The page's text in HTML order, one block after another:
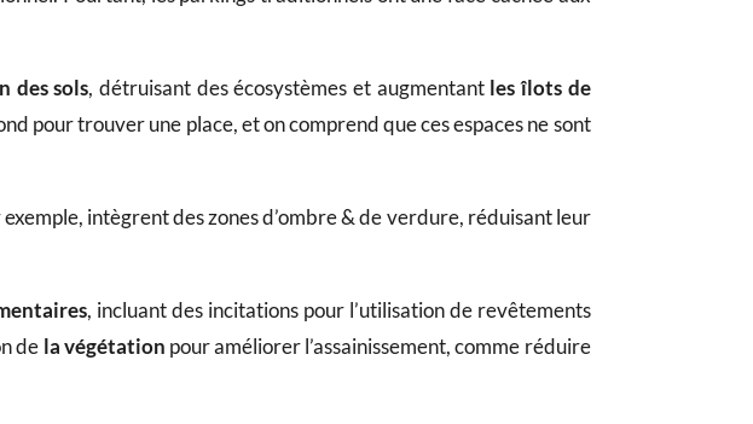
des sols, détruisant des écosystèmes et augmentant les îlots de
pour trouver une place, et on comprend que ces espaces ne sont
intègrent des zones d’ombre & de verdure, réduisant leur
, incluant des incitations pour l’utilisation de revêtements
de la végétation pour améliorer l’assainissement, comme réduire